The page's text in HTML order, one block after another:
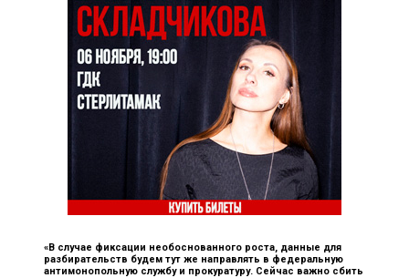
«В случае фиксации необоснованного роста, данные для
разбирательств будем тут же направлять в федеральную
антимонопольную службу и прокуратуру. Сейчас важно сбить